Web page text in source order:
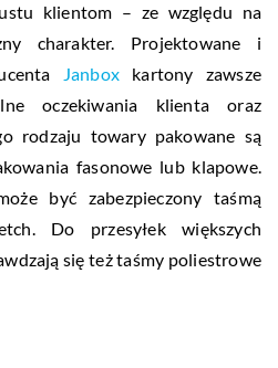
klientom – ze względu na
charakter. Projektowane i
Janbox kartony zawsze
oczekiwania klienta oraz
rodzaju towary pakowane są
fasonowe lub klapowe.
być zabezpieczony taśmą
Do przesyłek większych
się też taśmy poliestrowe